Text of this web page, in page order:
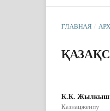
ГЛАВНАЯ /
К.К.
Казнацженпу